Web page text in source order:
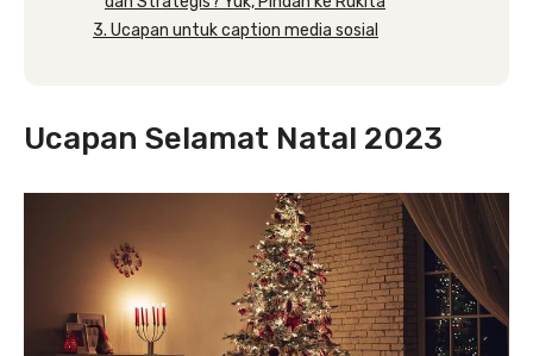
3. Ucapan untuk caption media sosial
Ucapan Selamat Natal 2023